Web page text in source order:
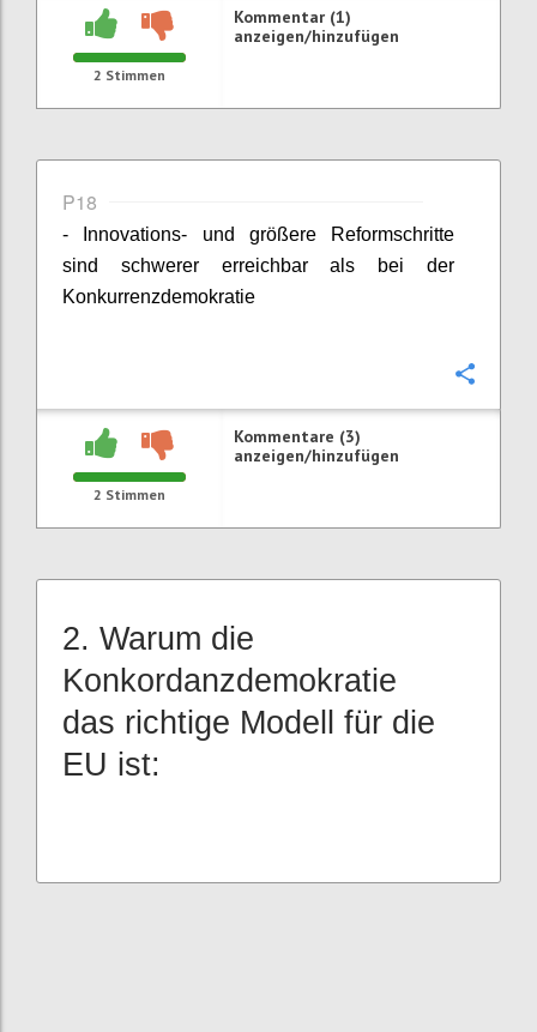
2 Stimmen
Kommentar (1)
anzeigen/hinzufügen
P18
- Innovations- und größere Reformschritte
sind schwerer erreichbar als bei der
Konkurrenzdemokratie
2 Stimmen
Kommentare (3)
anzeigen/hinzufügen
2. Warum die
Konkordanzdemokratie
das richtige Modell für die
EU ist: